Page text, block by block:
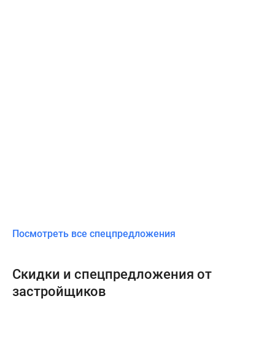
Посмотреть все спецпредложения
Скидки и спецпредложения от
застройщиков